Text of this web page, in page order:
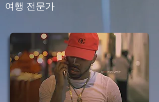
여행 전문가